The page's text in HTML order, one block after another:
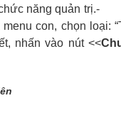
năng quản trị.-
menu con, chọn loại:
nhấn vào nút <<